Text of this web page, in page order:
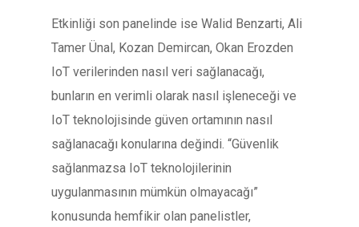
Etkinliği son panelinde ise Walid Benzarti, Ali
Tamer Ünal, Kozan Demircan, Okan Erozden
IoT verilerinden nasıl veri sağlanacağı,
bunların en verimli olarak nasıl işleneceği ve
IoT teknolojisinde güven ortamının nasıl
sağlanacağı konularına değindi. “Güvenlik
sağlanmazsa IoT teknolojilerinin
uygulanmasının mümkün olmayacağı”
konusunda hemfikir olan panelistler,